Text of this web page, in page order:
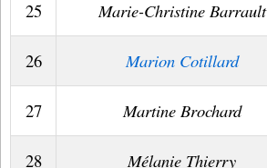
25 Marie-Christine Barrault
26 Marion Cotillard
27 Martine Brochard
28 Mélanie Thierry